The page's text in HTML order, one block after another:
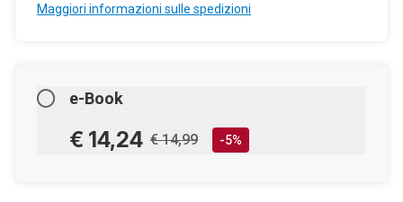
Maggiori informazioni sulle spedizioni
e-Book
€ 14,24 € 14,99 -5%